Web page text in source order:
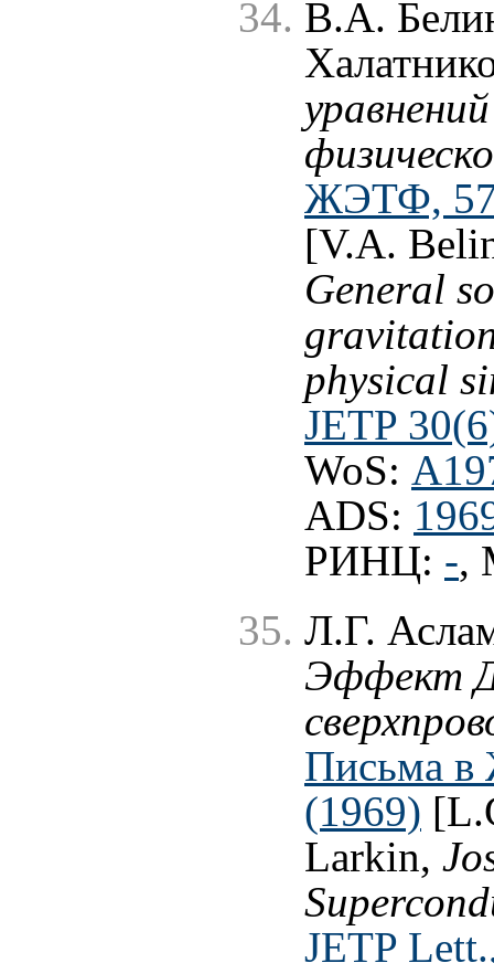
В.А.
ЖЭТФ, 57
[V.A.
General
physical
JETP
WoS:
ADS:
РИНЦ: -,
Л.Г.
Эффект
Письма
(1969)
Larkin,
JETP